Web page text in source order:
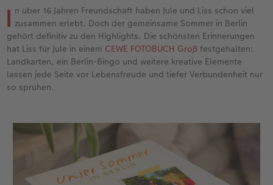
Schuber
Designvorlagen
Foto-Kochbuch
Webinare
CEWE myPhotos
Fotosticker
Fotosets
Sofortfotos
Fotos digitalisieren
CEWE myPhotos
Foto auf Holz
Hartschaum
Gallery Print
Willkommensschild
Wandgestaltung
Weitere Anlässe
Papierqualitäten
Klappkarten
Postkarten
Karte mit Einsteckfoto
Art Prints
Handyhüllen
Faber-Castell
Geschenkideen
Kundenbeispiele
Kalender-Kundenbeispiele
Neuheiten
Extras
Cardholder
CEWE myPhotos
Neuheiten
Geburtstagsgeschenke
Inspiration
Kundenbeispiele
I n über 16 Jahren Freundschaft haben Jule und Liss schon viel
zusammen erlebt. Doch der gemeinsame Sommer in Berlin
gehört definitiv zu den Highlights. Die schönsten Erinnerungen
hat Liss für Jule in einem CEWE FOTOBUCH Groß festgehalten:
Landkarten, ein Berlin-Bingo und weitere kreative Elemente
lassen jede Seite vor Lebensfreude und tiefer Verbundenheit nur
so sprühen.